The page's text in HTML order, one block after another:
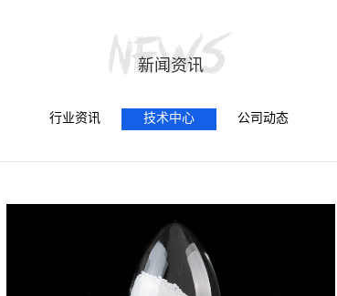
新闻资讯
行业资讯 技术中心 公司动态